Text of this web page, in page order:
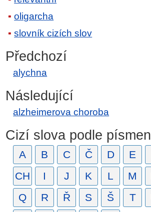
oligarcha
slovník cizích slov
Předchozí
alychna
Následující
alzheimerova choroba
Cizí slova podle písmen
A B C Č D E
CH
I J K L M
Q
R Ř S Š T